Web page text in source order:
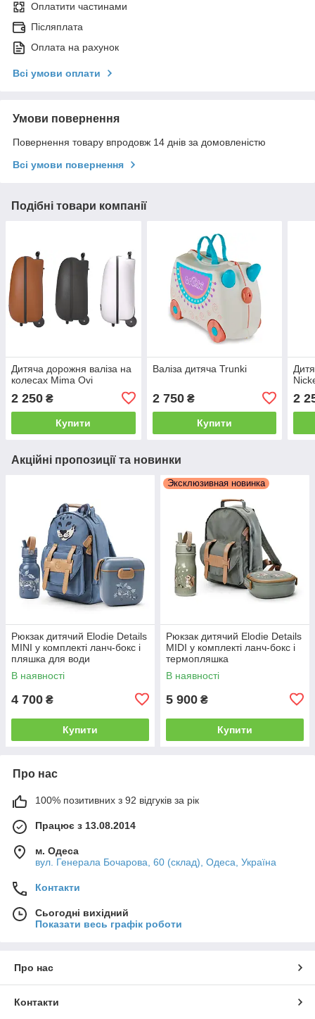
Оплатити частинами
Післяплата
Оплата на рахунок
Всі умови оплати
Умови повернення
Повернення товару впродовж 14 днів за домовленістю
Всі умови повернення
Подібні товари компанії
Дитяча дорожня валіза на
колесах Mima Ovi
2 250 ₴
Купити
Валіза дитяча Trunki
2 750₴
Купити
2
Акційні пропозиції та новинки
Рюкзак дитячий Elodie Details
MINI у комплекті ланч-бокс і
пляшка для води
В наявності
4 700 ₴
Купити
Эксклюзивная новинка
Рюкзак дитячий Elodie Details
MIDI у комплекті ланч-бокс і
термопляшка
В наявності
5 900 ₴
Купити
Про нас
100% позитивних з 92 відгуків за рік
Працює з 13.08.2014
м. Одеса
вул. Генерала Бочарова, 60 (склад), Одеса, Україна
Контакти
Сьогодні вихідний
Показати весь графік роботи
Про нас
Контакти